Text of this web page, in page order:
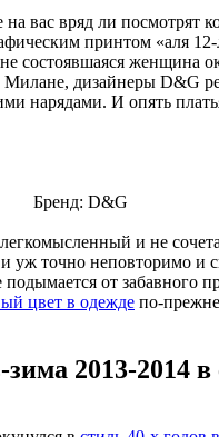
вас вряд ли посмотрят
принтом «аля
состоявшаяся женщина
Милане, дизайнеры D&G
нарядами. И опять
Бренд: D&G
и не
уж точно неповторимо и
подымается от забавного
цвет в одежде по-
2013-2014